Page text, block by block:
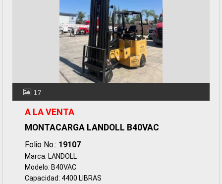
17
A LA VENTA
MONTACARGA LANDOLL B40VAC
Folio No.: 19107
Marca: LANDOLL
Modelo: B40VAC
Capacidad: 4400 LIBRAS